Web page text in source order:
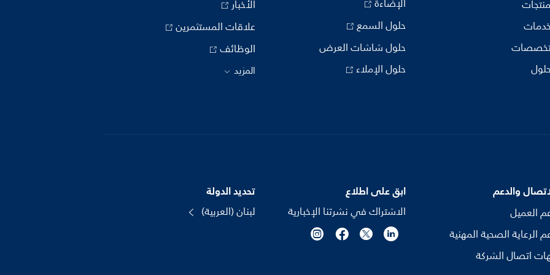
الإضاءة
حلول السمع
حلول شاشات العرض
حلول الإملاء
الأخبار
علاقات المستثمرين
الوظائف
المزيد
والدعم
العميل
الرعاية الصحية المهنية
اتصال الشركة
ابق على اطلاع
الاشتراك في نشرتنا الإخبارية
تحديد الدولة
لبنان (العربية)